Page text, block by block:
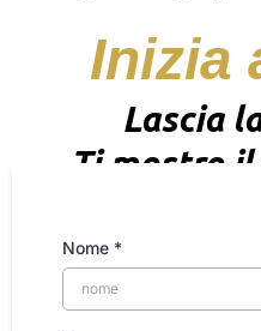
Inizia
Lascia
Ti mostro il
Nome *